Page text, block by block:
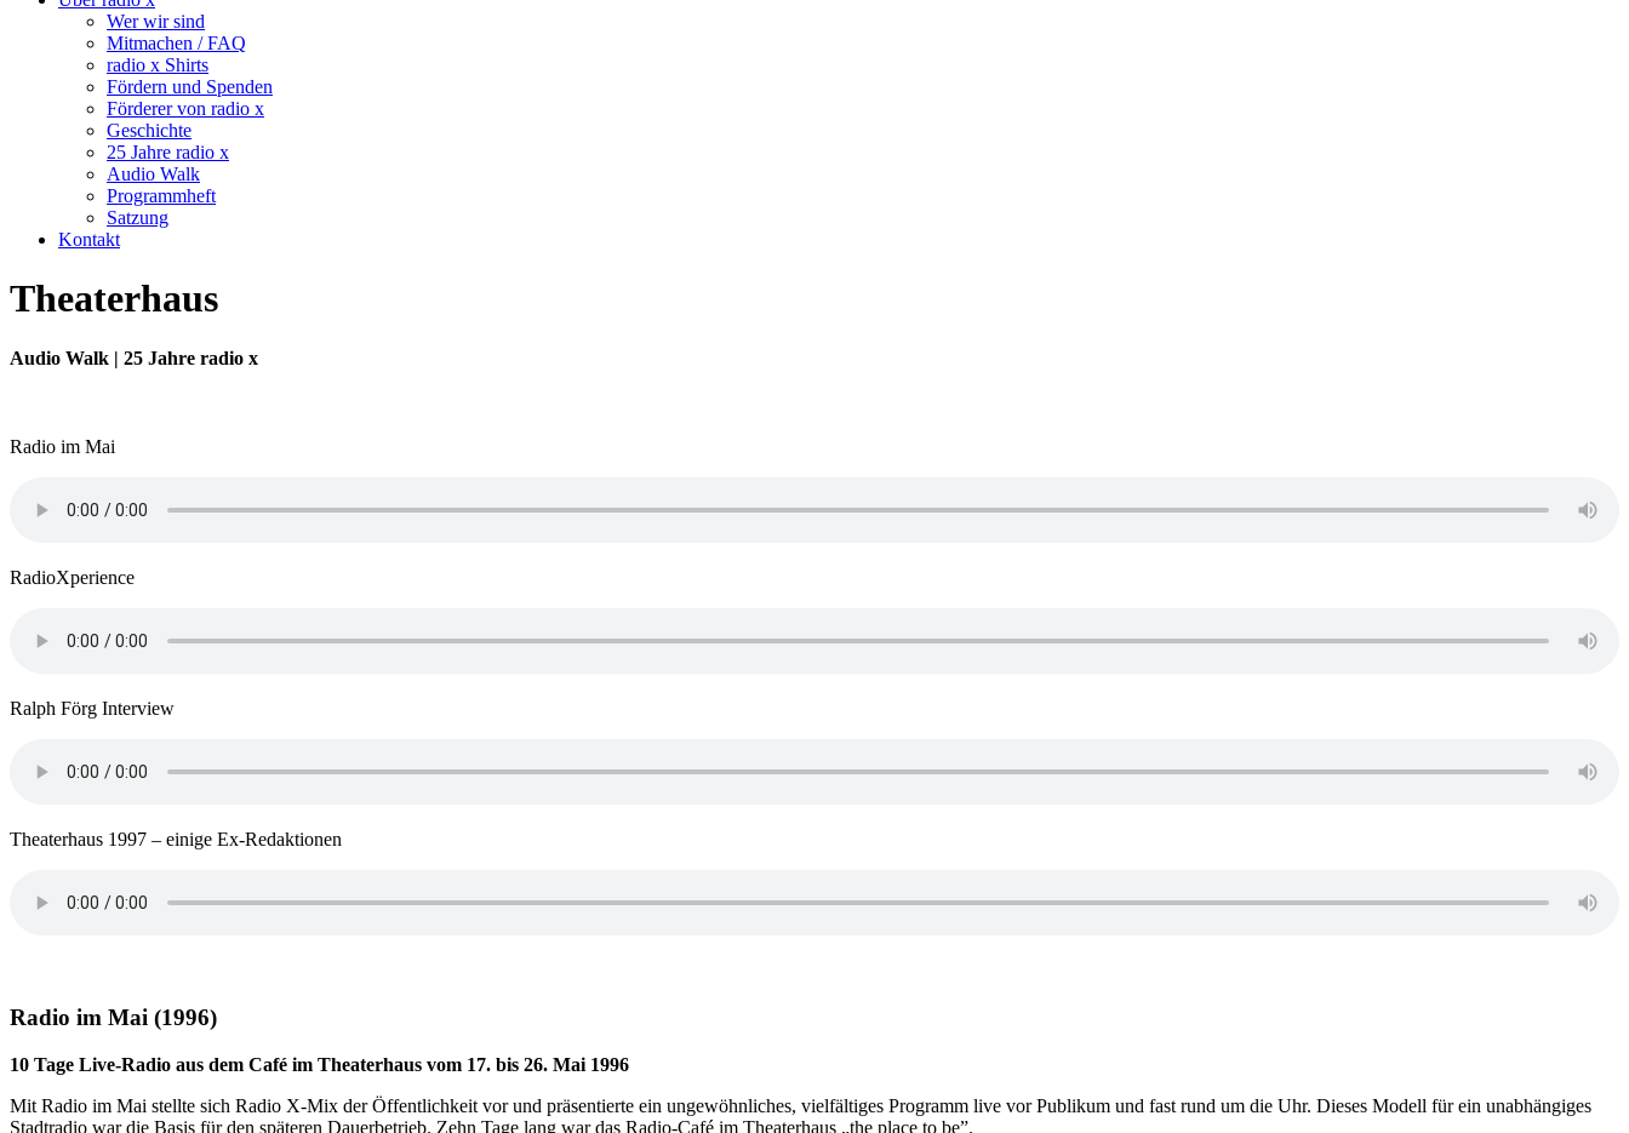
Wer wir sind
Mitmachen / FAQ
radio x Shirts
Fördern und Spenden
Förderer von radio x
Geschichte
25 Jahre radio x
Audio Walk
Programmheft
Satzung
Kontakt
Theaterhaus
Audio Walk | 25 Jahre radio x
Radio im Mai
RadioXperience
Ralph Förg Interview
Theaterhaus 1997 – einige Ex-Redaktionen
Radio im Mai (1996)
10 Tage Live-Radio aus dem Café im Theaterhaus vom 17. bis 26. Mai 1996
Mit Radio im Mai stellte sich Radio X-Mix der Öffentlichkeit vor und präsentierte ein ungewöhnliches, vielfältiges Programm live vor Publikum und fast rund um die Uhr. Dieses Modell für ein unabhängiges
Stadtradio war die Basis für den späteren Dauerbetrieb. Zehn Tage lang war das Radio-Café im Theaterhaus „the place to be”.